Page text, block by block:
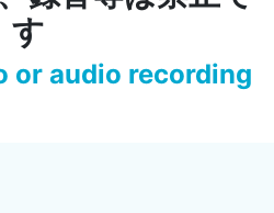
す
or audio recording